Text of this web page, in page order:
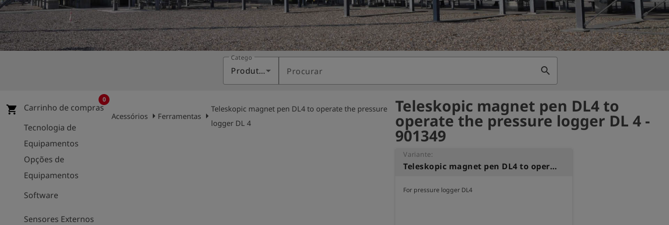
Categoria
Produtos Procurar search
shopping_cart Carrinho de compras
0
Tecnologia de
Equipamentos
Opções de
Equipamentos
Software
Sensores Externos
Acessórios arrow_rightFerramentasarrow_right
Teleskopic magnet pen DL4 to operate the pressure
logger DL 4
Teleskopic magnet pen DL4 to
operate the pressure logger DL 4 -
901349
Variante:
Teleskopic magnet pen DL4 to operate the pressure logger DL 4
For pressure logger DL4